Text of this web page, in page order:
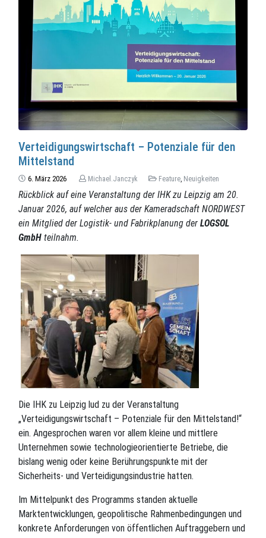
Verteidigungswirtschaft – Potenziale für den
Mittelstand
6. März 2026 Michael.Janczyk Feature, Neuigkeiten
Rückblick auf eine Veranstaltung der IHK zu Leipzig am 20.
Januar 2026, auf welcher aus der Kameradschaft NORDWEST
ein Mitglied der Logistik- und Fabrikplanung der LOGSOL
GmbH teilnahm.
Die IHK zu Leipzig lud zu der Veranstaltung
„Verteidigungswirtschaft – Potenziale für den Mittelstand!“
ein. Angesprochen waren vor allem kleine und mittlere
Unternehmen sowie technologieorientierte Betriebe, die
bislang wenig oder keine Berührungspunkte mit der
Sicherheits- und Verteidigungsindustrie hatten.
Im Mittelpunkt des Programms standen aktuelle
Marktentwicklungen, geopolitische Rahmenbedingungen und
konkrete Anforderungen von öffentlichen Auftraggebern und